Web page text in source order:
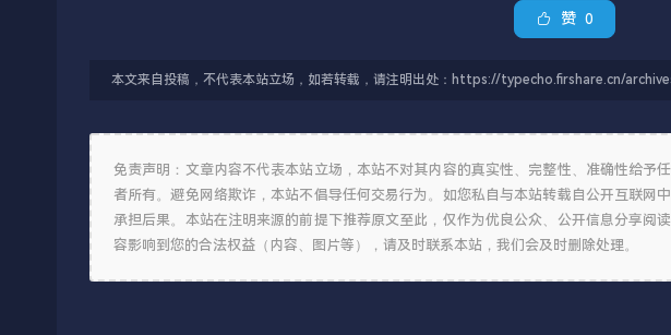
赞 0
本文来自投稿，不代表本站立场，如若转载，请注明出处：https://typecho.firshare.cn/
免责声明：文章内容不代表本站立场，本站不对其内容的真实性、完整性、准确性给予
者所有。避免网络欺诈，本站不倡导任何交易行为。如您私自与本站转载自公开互联网
承担后果。本站在注明来源的前提下推荐原文至此，仅作为优良公众、公开信息分享阅
容影响到您的合法权益（内容、图片等），请及时联系本站，我们会及时删除处理。